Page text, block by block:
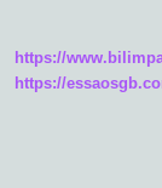
https://
https://